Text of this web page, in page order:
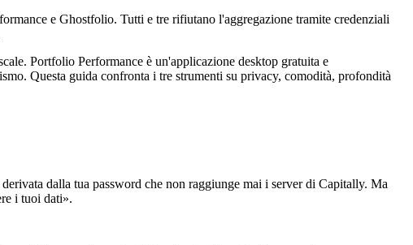
e Ghostfolio. Tutti e tre rifiutano l'aggregazione tramite credenziali
Portfolio Performance è un'applicazione desktop gratuita e
Questa guida confronta i tre strumenti su privacy, comodità, profondità
dalla tua password che non raggiunge mai i server di Capitally. Ma
i tuoi dati».